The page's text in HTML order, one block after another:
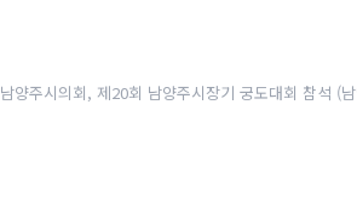
남양주시의회, 제20회 남양주시장기 궁도대회 참석 (